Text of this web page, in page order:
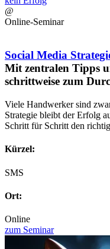
@
Online-Seminar
Social Media
Mit zentralen Tipps
schrittweise zum
Viele Handwerker sind
Strategie bleibt der Erfolg
Schritt für Schritt den
Kürzel:
SMS
Ort:
Online
zum Seminar